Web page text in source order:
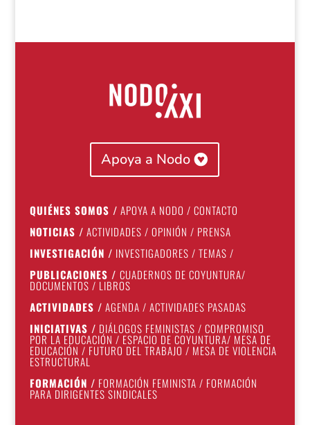
Apoya a Nodo
QUIÉNES SOMOS / APOYA A NODO / CONTACTO
NOTICIAS / ACTIVIDADES / OPINIÓN / PRENSA
INVESTIGACIÓN / INVESTIGADORES / TEMAS /
PUBLICACIONES / CUADERNOS DE COYUNTURA/
DOCUMENTOS / LIBROS
ACTIVIDADES / AGENDA / ACTIVIDADES PASADAS
INICIATIVAS / DIÁLOGOS FEMINISTAS / COMPROMISO
POR LA EDUCACIÓN / ESPACIO DE COYUNTURA/ MESA DE
EDUCACIÓN / FUTURO DEL TRABAJO / MESA DE VIOLENCIA
ESTRUCTURAL
FORMACIÓN / FORMACIÓN FEMINISTA / FORMACIÓN
PARA DIRIGENTES SINDICALES